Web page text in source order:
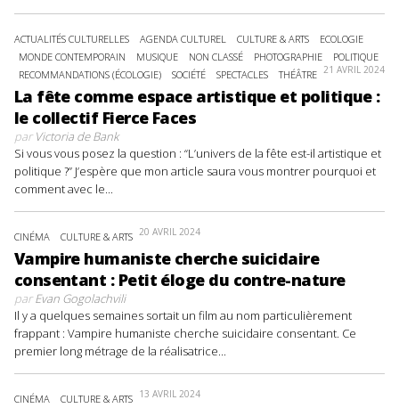
ACTUALITÉS CULTURELLES AGENDA CULTUREL CULTURE & ARTS
ECOLOGIE
MONDE CONTEMPORAIN
MUSIQUE NON CLASSÉ PHOTOGRAPHIE
POLITIQUE
RECOMMANDATIONS (ÉCOLOGIE)
SOCIÉTÉ SPECTACLES THÉÂTRE 21 AVRIL 2024
La fête comme espace artistique et politique :
le collectif Fierce Faces
parVictoria de Bank
Si vous vous posez la question : “L’univers de la fête est-il artistique et
politique ?” J’espère que mon article saura vous montrer pourquoi et
comment avec le...
CINÉMA CULTURE & ARTS 20 AVRIL 2024
Vampire humaniste cherche suicidaire
consentant : Petit éloge du contre-nature
parEvan Gogolachvili
Il y a quelques semaines sortait un film au nom particulièrement
frappant : Vampire humaniste cherche suicidaire consentant. Ce
premier long métrage de la réalisatrice...
CINÉMA CULTURE & ARTS 13 AVRIL 2024